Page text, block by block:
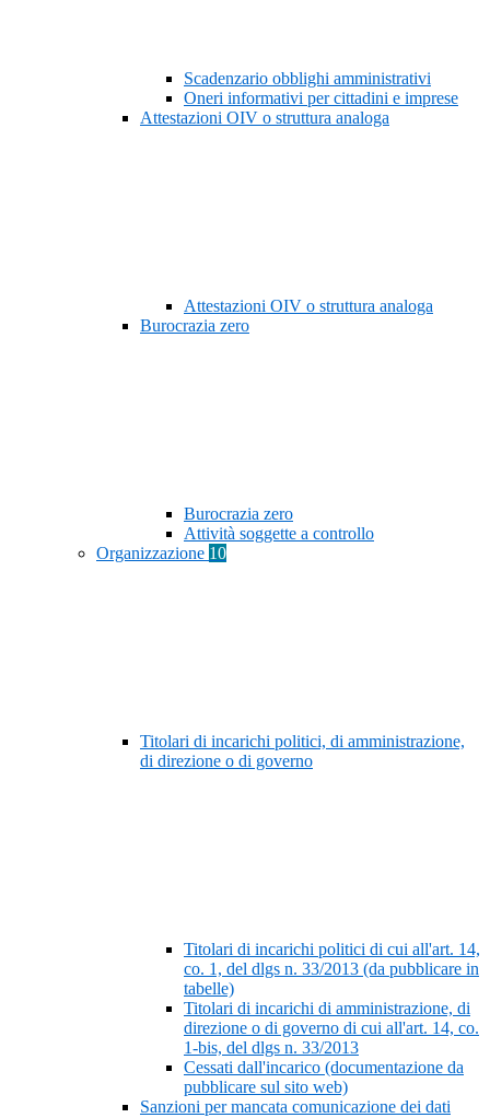
Scadenzario obblighi amministrativi
Oneri informativi per cittadini e imprese
Attestazioni OIV o struttura analoga
Attestazioni OIV o struttura analoga
Burocrazia zero
Burocrazia zero
Attività soggette a controllo
Organizzazione 10
Titolari di incarichi politici, di amministrazione,
di direzione o di governo
Titolari di incarichi politici di cui all'art. 14,
co. 1, del dlgs n. 33/2013 (da pubblicare in
tabelle)
Titolari di incarichi di amministrazione, di
direzione o di governo di cui all'art. 14, co.
1-bis, del dlgs n. 33/2013
Cessati dall'incarico (documentazione da
pubblicare sul sito web)
Sanzioni per mancata comunicazione dei dati